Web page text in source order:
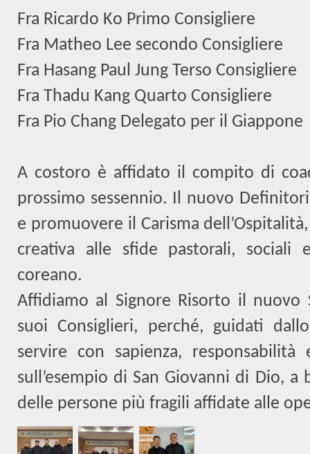
Fra Ricardo Ko Primo Consigliere
Fra Matheo Lee secondo Consigliere
Fra Hasang Paul Jung Terso Consigliere
Fra Thadu Kang Quarto Consigliere
Fra Pio Chang Delegato per il Giappone
A costoro è affidato il compito di
prossimo sessennio. Il nuovo
e promuovere il Carisma
creativa alle sfide pastorali, sociali
coreano.
Affidiamo al Signore Risorto il nuovo
suoi Consiglieri, perché, guidati
servire con sapienza,
sull’esempio di San Giovanni di Dio,
delle persone più fragili affidate alle